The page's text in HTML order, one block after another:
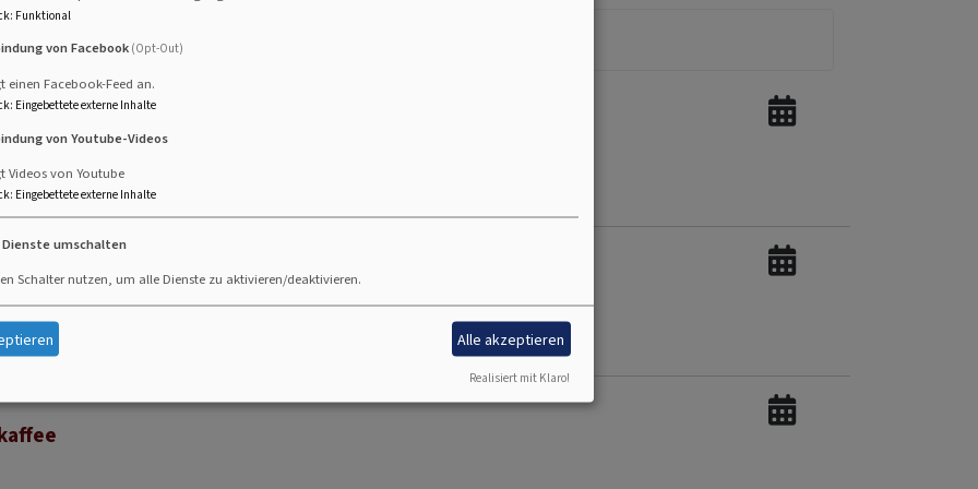
Kirchenkaffee
: Funktional
von Facebook (Opt-Out)
einen Facebook-Feed an.
: Eingebettete externe Inhalte
von Youtube-Videos
Videos von Youtube
: Eingebettete externe Inhalte
umschalten
Schalter nutzen, um alle Dienste zu aktivieren/deaktivieren.
Alle akzeptieren
Realisiert mit Klaro!